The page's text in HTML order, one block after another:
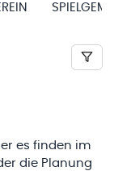
es finden im
die Planung